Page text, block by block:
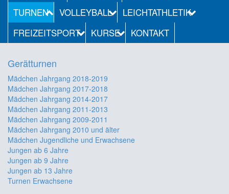
TURNEN
VOLLEYBALL
LEICHTATHLETIK
FREIZEITSPORT
KURSE KONTAKT
Gerätturnen
Mädchen Jahrgang 2018-2019
Mädchen Jahrgang 2017-2018
Mädchen Jahrgang 2014-2017
Mädchen Jahrgang 2011-2013
Mädchen Jahrgang 2009-2011
Mädchen Jahrgang 2010 und älter
Mädchen Jugendliche und Erwachsene
Jungen ab 6 Jahre
Jungen ab 9 Jahre
Jungen ab 13 Jahre
Turnen Erwachsene